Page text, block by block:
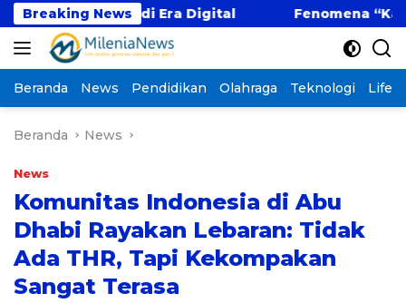
Langsung
ke
konten
Breaking News
di Era Digital Fenomena “Kabur Aja Dulu”:
Beranda News Pendidikan Olahraga Teknologi
Beranda News
News
Komunitas Indonesia di Abu
Dhabi Rayakan Lebaran: Tidak
Ada THR, Tapi Kekompakan
Sangat Terasa